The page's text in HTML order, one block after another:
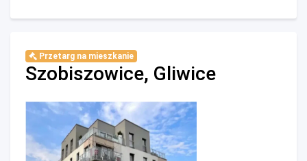
Przetarg na mieszkanie
Szobiszowice, Gliwice